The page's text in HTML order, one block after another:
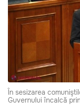
În sesizarea
Guvernului încalcă